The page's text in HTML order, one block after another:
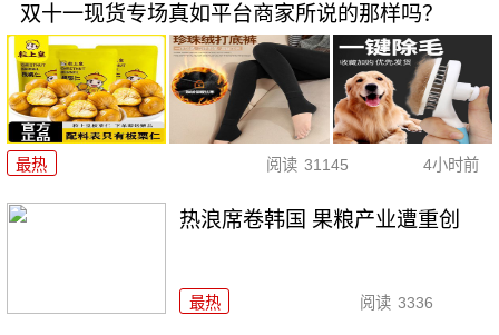
双十一现货专场真如平台商家所说的那样吗？
最热 阅读 31145 4小时前
热浪席卷韩国 果粮产业遭重创
最热 阅读 3336